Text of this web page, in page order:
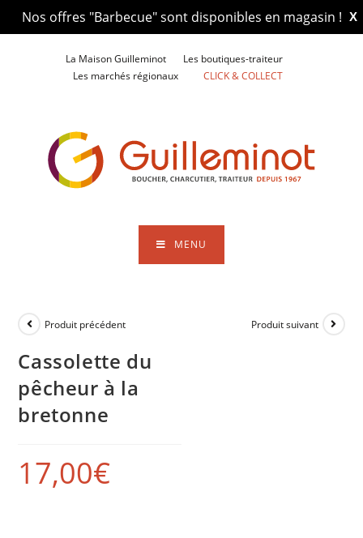
X
Nos offres "Barbecue" sont disponibles en magasin !
La Maison Guilleminot
Les boutiques-traiteur
Les marchés régionaux
CLICK & COLLECT
MENU
Produit précédent Produit suivant
Cassolette du
pêcheur à la
bretonne
17,00€